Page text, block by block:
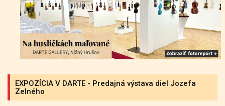
EXPOZÍCIA V DARTE - Predajná výstava diel Jozefa
Zelného